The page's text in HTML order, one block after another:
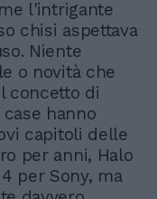
l'intrigante
chisi aspettava
Niente
o novità che
concetto di
hanno
capitoli delle
per anni, Halo
per Sony, ma